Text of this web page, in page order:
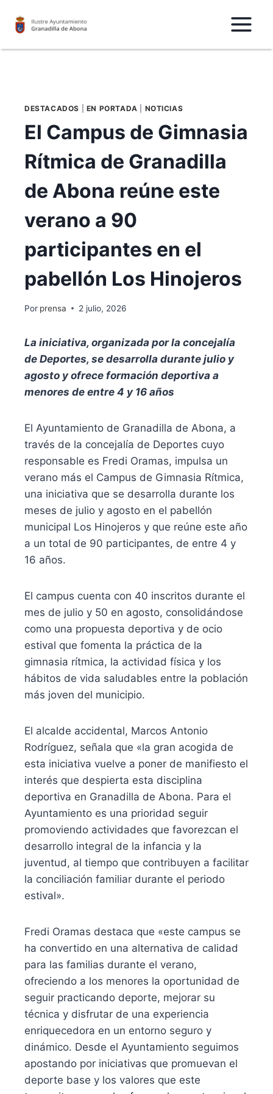
DESTACADOS EN PORTADA NOTICIAS
El Campus de Gimnasia
Rítmica de Granadilla
de Abona reúne este
verano a 90
participantes en el
pabellón Los Hinojeros
Por prensa 2 julio, 2026
La iniciativa, organizada por la concejalía
de Deportes, se desarrolla durante julio y
agosto y ofrece formación deportiva a
menores de entre 4 y 16 años
El Ayuntamiento de Granadilla de Abona, a
través de la concejalía de Deportes cuyo
responsable es Fredi Oramas, impulsa un
verano más el Campus de Gimnasia Rítmica,
una iniciativa que se desarrolla durante los
meses de julio y agosto en el pabellón
municipal Los Hinojeros y que reúne este año
a un total de 90 participantes, de entre 4 y
16 años.
El campus cuenta con 40 inscritos durante el
mes de julio y 50 en agosto, consolidándose
como una propuesta deportiva y de ocio
estival que fomenta la práctica de la
gimnasia rítmica, la actividad física y los
hábitos de vida saludables entre la población
más joven del municipio.
El alcalde accidental, Marcos Antonio
Rodríguez, señala que «la gran acogida de
esta iniciativa vuelve a poner de manifiesto el
interés que despierta esta disciplina
deportiva en Granadilla de Abona. Para el
Ayuntamiento es una prioridad seguir
promoviendo actividades que favorezcan el
desarrollo integral de la infancia y la
juventud, al tiempo que contribuyen a facilitar
la conciliación familiar durante el periodo
estival».
Fredi Oramas destaca que «este campus se
ha convertido en una alternativa de calidad
para las familias durante el verano,
ofreciendo a los menores la oportunidad de
seguir practicando deporte, mejorar su
técnica y disfrutar de una experiencia
enriquecedora en un entorno seguro y
dinámico. Desde el Ayuntamiento seguimos
apostando por iniciativas que promuevan el
deporte base y los valores que este